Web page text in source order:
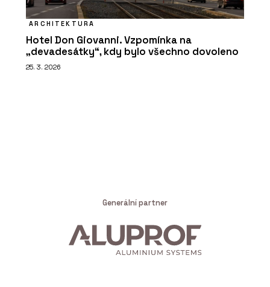
ARCHITEKTURA
Hotel Don Giovanni. Vzpomínka na
„devadesátky“, kdy bylo všechno dovoleno
25. 3. 2026
Generální partner